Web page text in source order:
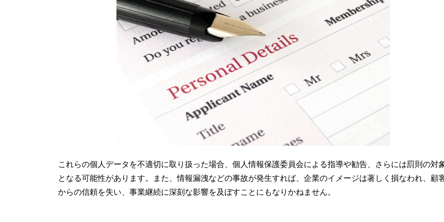
これらの個人データを不適切に取り扱った場合、個人情報保護委員会による指導や勧告、さらには罰則の対
となる可能性があります。また、情報漏洩などの事故が発生すれば、企業のイメージは著しく損なわれ、顧
からの信頼を失い、事業継続に深刻な影響を及ぼすことにもなりかねません。